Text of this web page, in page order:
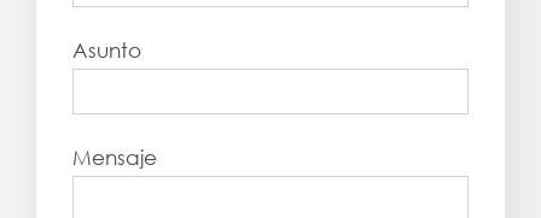
Asunto
Mensaje